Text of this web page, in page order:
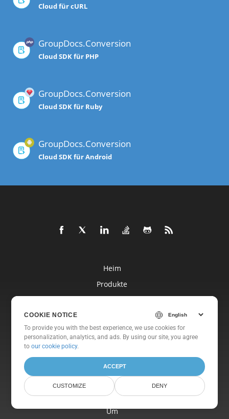
Cloud für cURL
GroupDocs.Conversion
Cloud SDK für PHP
GroupDocs.Conversion
Cloud SDK für Ruby
GroupDocs.Conversion
Cloud SDK für Android
Heim
Produkte
Dokumente
Freie Unterstützung
Kostenlose Beratung
Blog
Websites
Um
COOKIE NOTICE
To provide you with the best experience, we use cookies for
personalization, analytics, and ads. By using our site, you agree
toour cookie policy.
ACCEPT
CUSTOMIZE DENY